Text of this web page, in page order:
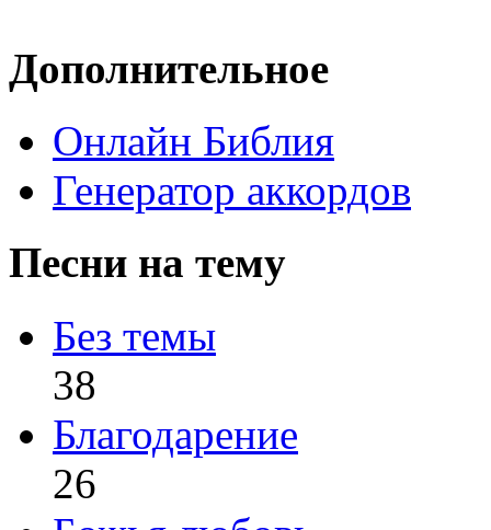
Дополнительное
Онлайн Библия
Генератор аккордов
Песни на тему
Без темы
38
Благодарение
26